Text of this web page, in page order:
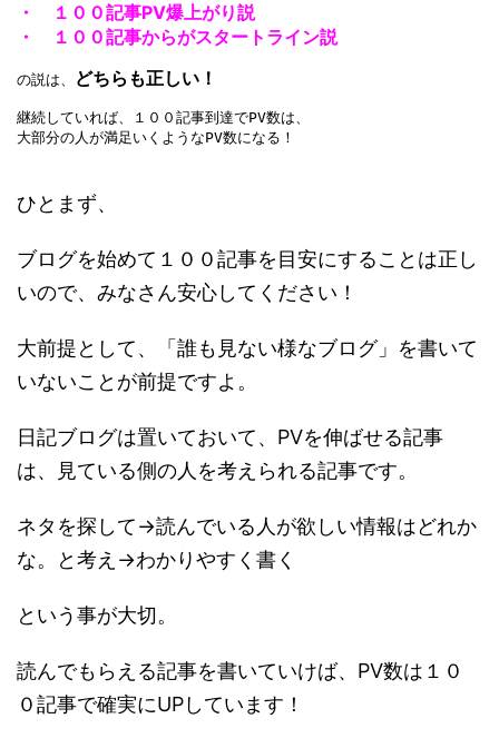
・ １００記事PV爆上がり説
・ １００記事からがスタートライン説
の説は、 どちらも正しい！
継続していれば、１００記事到達でPV数は、
大部分の人が満足いくようなPV数になる！
ひとまず、
ブログを始めて１００記事を目安にすることは正し
いので、みなさん安心してください！
大前提として、「誰も見ない様なブログ」を書いて
いないことが前提ですよ。
日記ブログは置いておいて、PVを伸ばせる記事
は、見ている側の人を考えられる記事です。
ネタを探して→読んでいる人が欲しい情報はどれか
な。と考え→わかりやすく書く
という事が大切。
読んでもらえる記事を書いていけば、PV数は１０
０記事で確実にUPしています！